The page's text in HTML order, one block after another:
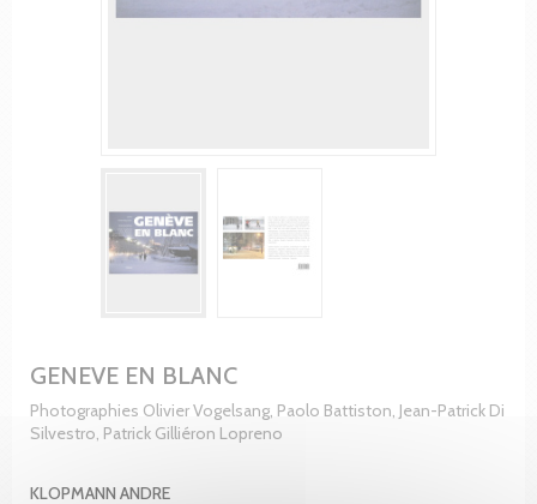
GENEVE EN BLANC
Photographies Olivier Vogelsang, Paolo Battiston, Jean-Patrick Di
Silvestro, Patrick Gilliéron Lopreno
KLOPMANN ANDRE